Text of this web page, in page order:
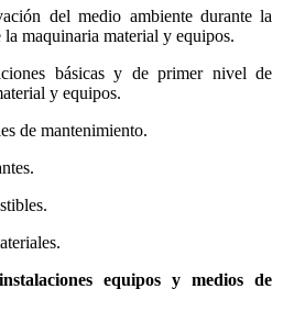
del medio ambiente durante la
maquinaria material y equipos.
básicas y de primer nivel de
y equipos.
de mantenimiento.
equipos y medios de